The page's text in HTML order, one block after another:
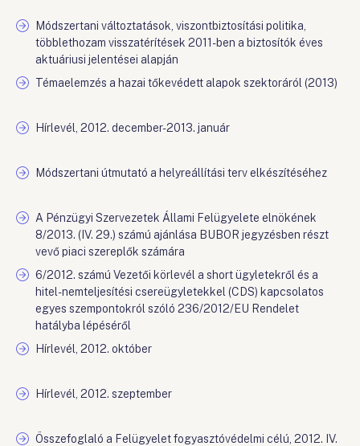
Módszertani változtatások, viszontbiztosítási politika,
többlethozam visszatérítések 2011-ben a biztosítók éves
aktuáriusi jelentései alapján
Témaelemzés a hazai tőkevédett alapok szektoráról (2013)
Hírlevél, 2012. december-2013. január
Módszertani útmutató a helyreállítási terv elkészítéséhez
A Pénzügyi Szervezetek Állami Felügyelete elnökének
8/2013. (IV. 29.) számú ajánlása BUBOR jegyzésben részt
vevő piaci szereplők számára
6/2012. számú Vezetői körlevél a short ügyletekről és a
hitel-nemteljesítési csereügyletekkel (CDS) kapcsolatos
egyes szempontokról szóló 236/2012/EU Rendelet
hatályba lépéséről
Hírlevél, 2012. október
Hírlevél, 2012. szeptember
Összefoglaló a Felügyelet fogyasztóvédelmi célú, 2012. IV.